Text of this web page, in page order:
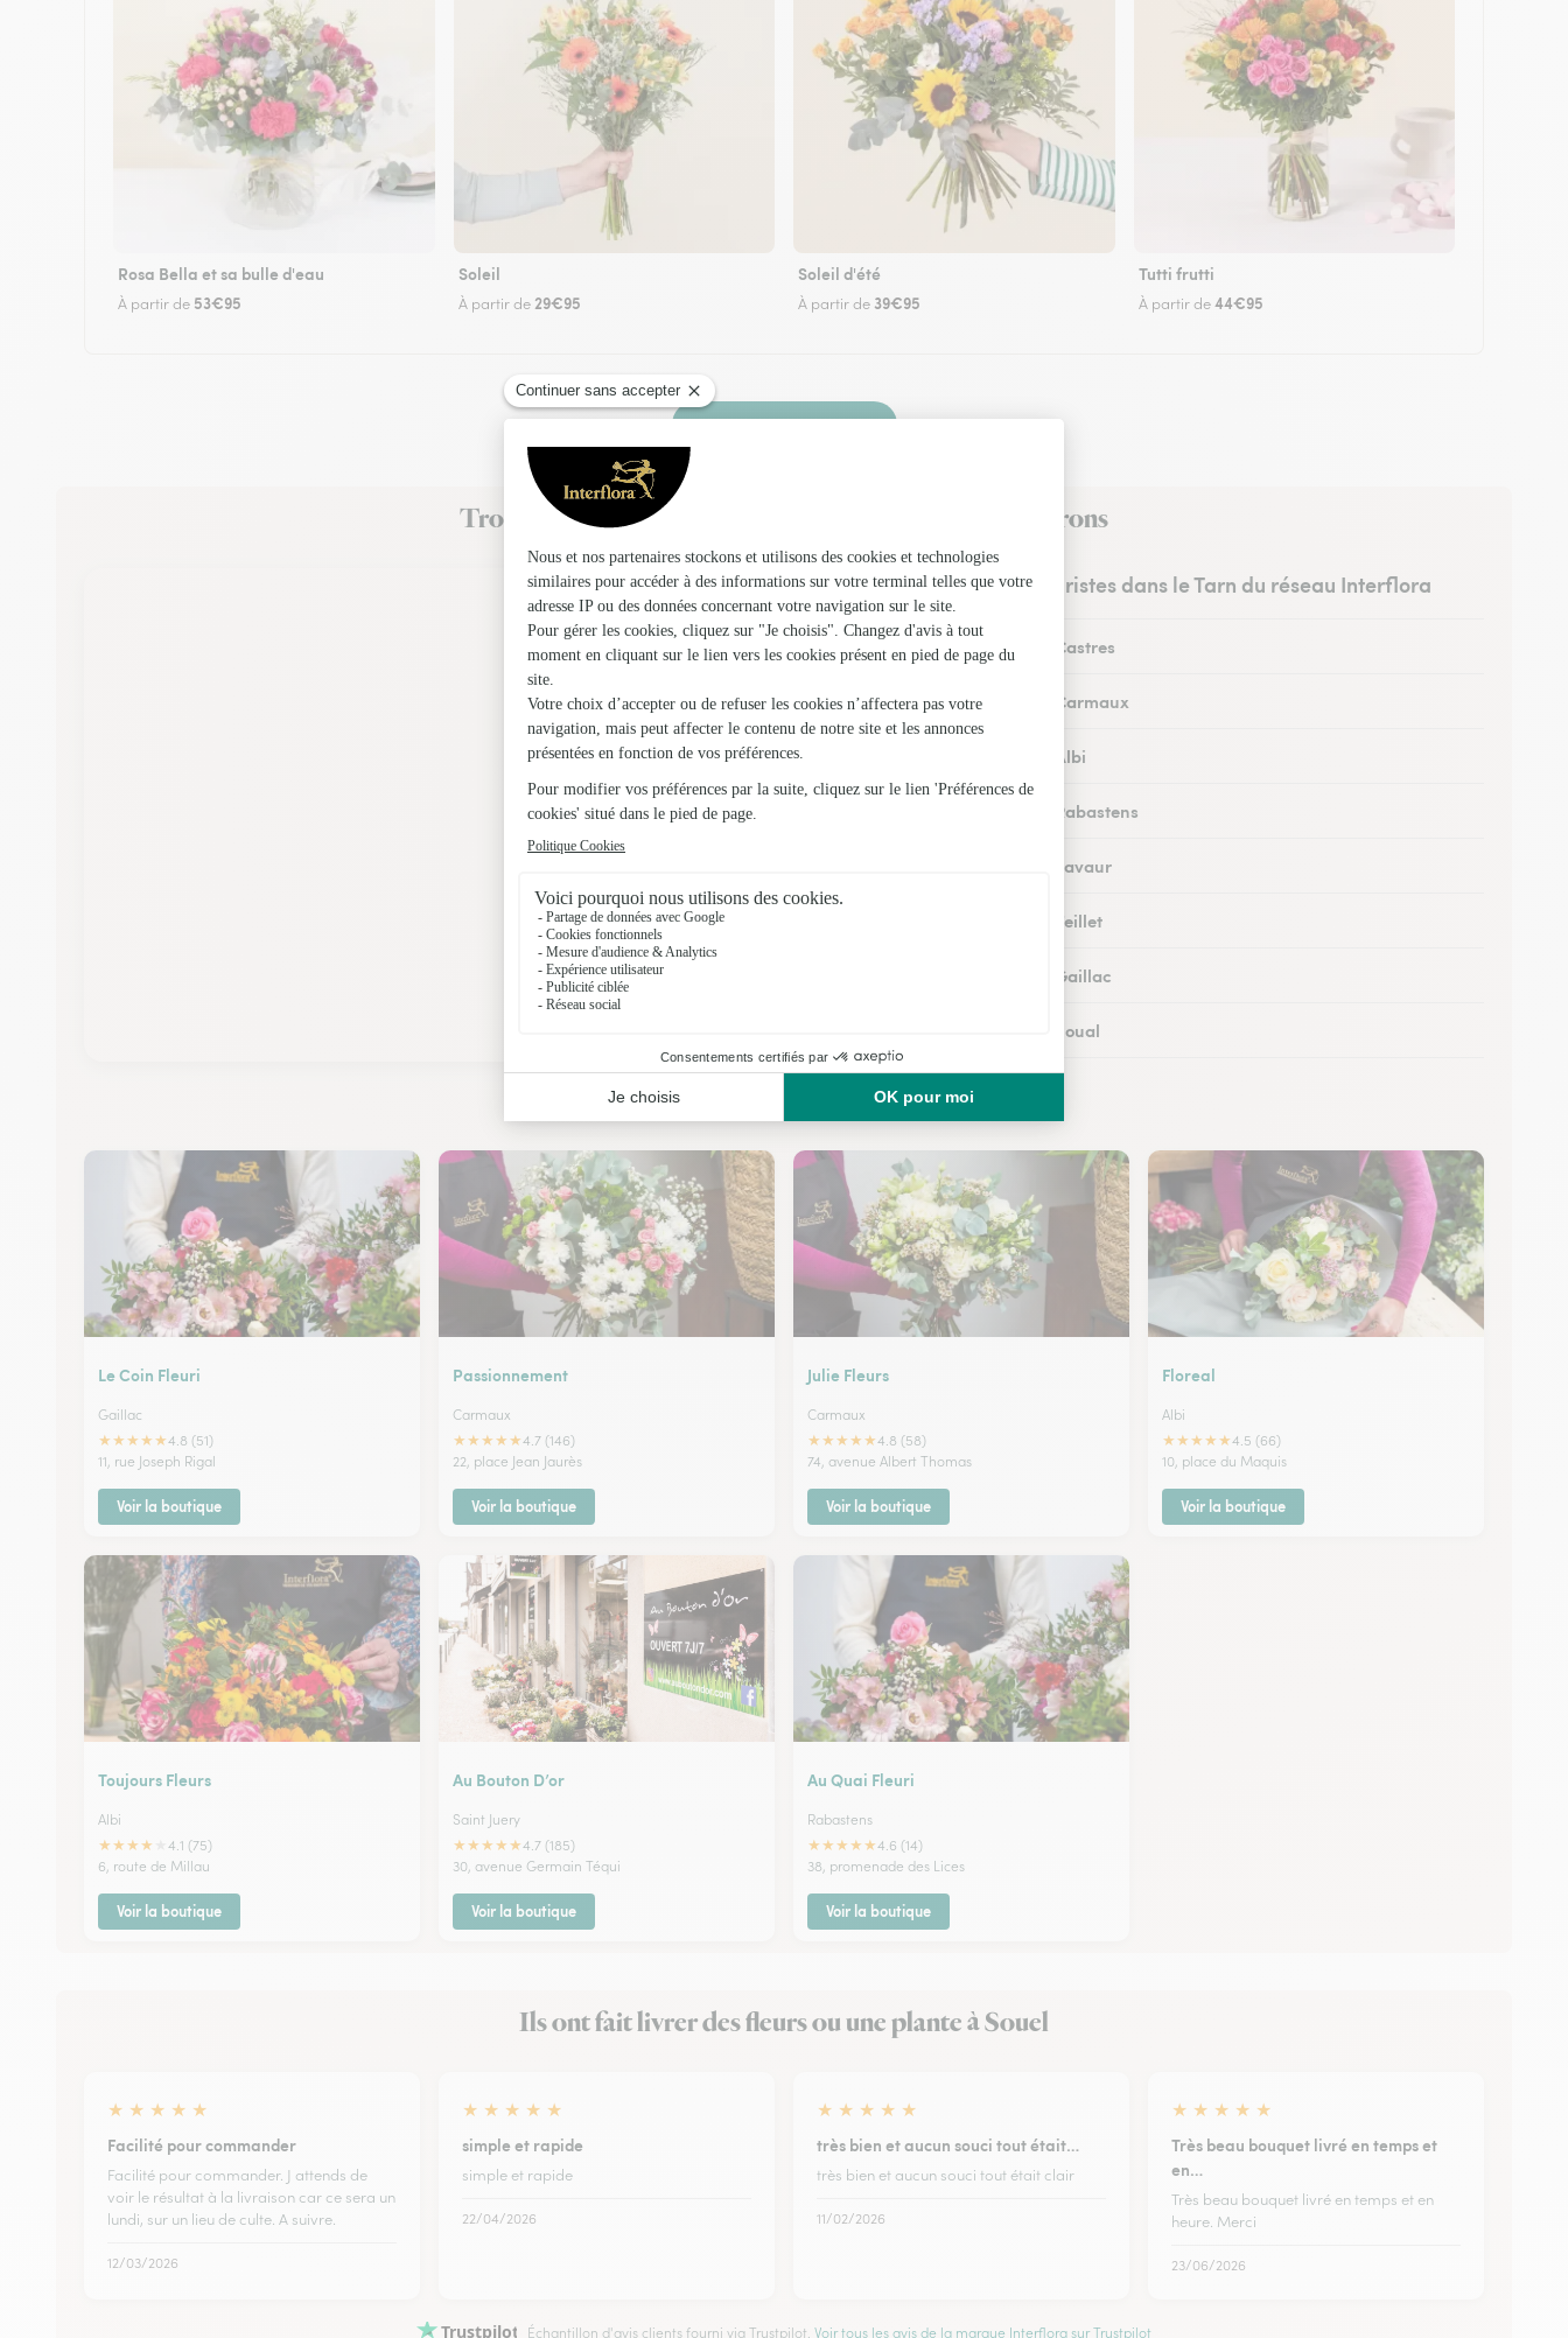
Rosa Bella et sa bulle d'eau
À partir de 53€95
Soleil
À partir de 29€95
Soleil d'été
À partir de 39€95
Tutti frutti
À partir de44€95
Faire livrer des fleurs
Trouvez un fleuriste Interflora à Souel et dans ses environs
Les fleuristes dans le Tarn du réseau Interflora
Fleuristes à Castres
Fleuristes à Carmaux
Fleuristes à Albi
Fleuristes à Rabastens
Fleuristes à Lavaur
Fleuristes à Teillet
Fleuristes à Gaillac
Fleuristes à Soual
Nos fleuristes à Souel
Le Coin Fleuri
Gaillac
★★★★★4.8 (51)
11, rue Joseph Rigal
Voir la boutique
Passionnement
Carmaux
★★★★★4.7 (146)
22, place Jean Jaurès
Voir la boutique
Julie Fleurs
Carmaux
★★★★★4.8 (58)
74, avenue Albert Thomas
Voir la boutique
Floreal
Albi
★★★★★4.5 (66)
10, place du Maquis
Voir la boutique
Toujours Fleurs
Albi
★★★★
4.1 (75)
6, route de Millau
Voir la boutique
Au Bouton D’or
Saint Juery
★★★★★4.7 (185)
30, avenue Germain Téqui
Voir la boutique
Au Quai Fleuri
Rabastens
★★★★★4.6 (14)
38, promenade des Lices
Voir la boutique
Ils ont fait livrer des fleurs ou une plante à Souel
★ ★ ★ ★ ★
Facilité pour commander
Facilité pour commander. J attends de
voir le résultat à la livraison car ce sera un
lundi, sur un lieu de culte. A suivre.
12/03/2026
★ ★ ★ ★ ★
simple et rapide
simple et rapide
22/04/2026
★ ★ ★ ★ ★
très bien et aucun souci tout était…
très bien et aucun souci tout était clair
11/02/2026
★ ★ ★ ★ ★
Très beau bouquet livré en temps et
en…
Très beau bouquet livré en temps et en
heure. Merci
23/06/2026
Trustpilot Échantillon d'avis clients fourni via Trustpilot.Voir tous les avis de la marque Interflora sur Trustpilot